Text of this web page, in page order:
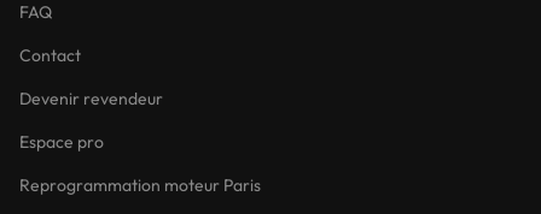
FAQ
Contact
Devenir revendeur
Espace pro
Reprogrammation moteur Paris